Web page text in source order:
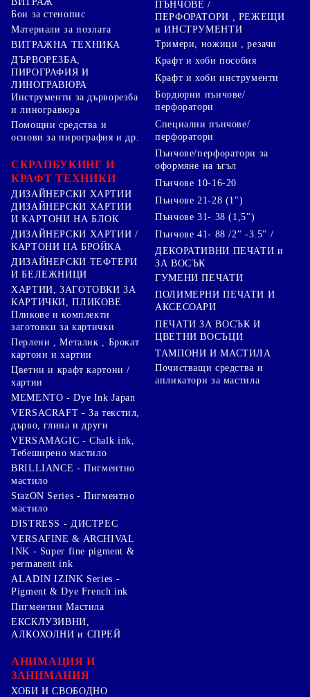
Бои за стенопис
Материали за позлата
ВИТРАЖНА ТЕХНИКА
ДЪРВОРЕЗБА,
ПИРОГРАФИЯ И
ЛИНОГРАВЮРА
Инструменти за дърворезба
и линогравюра
Помощни средства и
основи за пирография и др.
СКРАПБУКИНГ И
КРАФТ ТЕХНИКИ
ДИЗАЙНЕРСКИ ХАРТИИ
ДИЗАЙНЕРСКИ ХАРТИИ
И КАРТОНИ НА БЛОК
ДИЗАЙНЕРСКИ ХАРТИИ /
КАРТОНИ НА БРОЙКА
ДИЗАЙНЕРСКИ ТЕФТЕРИ
И БЕЛЕЖНИЦИ
ХАРТИИ, ЗАГОТОВКИ ЗА
КАРТИЧКИ, ПЛИКОВЕ
Пликове и комплекти
заготовки за картички
Перлени , Металик , Брокат
картони и хартии
Цветни и крафт картони /
хартии
ПЪНЧОВЕ /
ПЕРФОРАТОРИ , РЕЖЕЩИ
и ИНСТРУМЕНТИ
Тримери, ножици , резачи
Крафт и хоби пособия
Крафт и хоби инструменти
Бордюрни пънчове/
перфоратори
Специални пънчове/
перфоратори
Пънчове/перфоратори за
оформяне на ъгъл
Пънчове 10-16-20
Пънчове 21-28 (1")
Пънчове 31- 38 (1,5")
Пънчове 41- 88 /2" -3.5" /
ДЕКОРАТИВНИ ПЕЧАТИ и
ЗА ВОСЪК
ГУМЕНИ ПЕЧАТИ
ПОЛИМЕРНИ ПЕЧАТИ И
АКСЕСОАРИ
ПЕЧАТИ ЗА ВОСЪК И
ЦВЕТНИ ВОСЪЦИ
ТАМПОНИ И МАСТИЛА
Почистващи средства и
апликатори за мастила
MEMENTO - Dye Ink Japan
VERSACRAFT - За текстил,
дърво, глина и други
VERSAMAGIC - Chalk ink,
Тебеширено мастило
BRILLIANCE - Пигментно
мастило
StazON Series - Пигментно
мастило
DISTRESS - ДИСТРЕС
VERSAFINE & ARCHIVAL
INK - Super fine pigment &
permanent ink
ALADIN IZINK Series -
Pigment & Dye French ink
Пигментни Мастила
ЕКСКЛУЗИВНИ,
АЛКОХОЛНИ и СПРЕЙ
АНИМАЦИЯ И
ЗАНИМАНИЯ
ХОБИ И СВОБОДНО